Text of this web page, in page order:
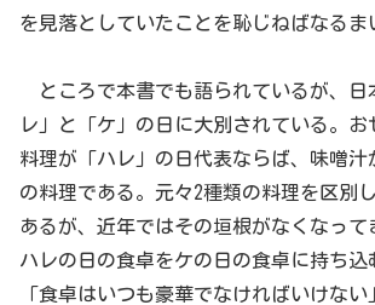
を見落としていたことを恥じねばなる
ところで本書でも語られているが、日
レ」と「ケ」の日に大別されている。
料理が「ハレ」の日代表ならば、味噌汁
の料理である。元々2種類の料理を区別
あるが、近年ではその垣根がなくなって
ハレの日の食卓をケの日の食卓に持ち込
「食卓はいつも豪華でなければいけな